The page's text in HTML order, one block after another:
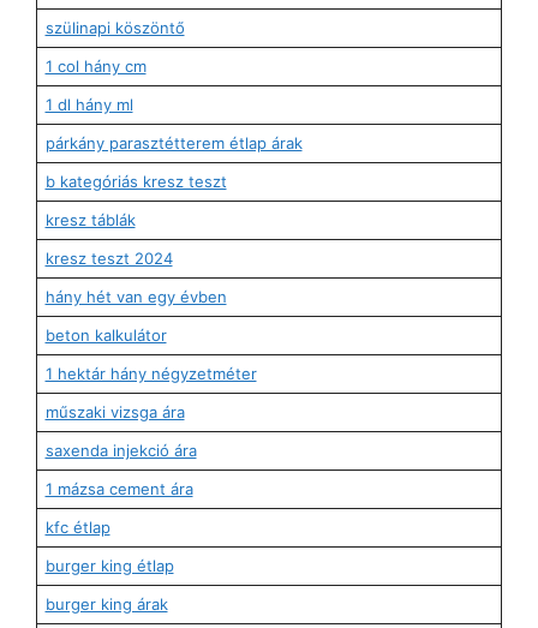
szülinapi köszöntő
1 col hány cm
1 dl hány ml
párkány parasztétterem étlap árak
b kategóriás kresz teszt
kresz táblák
kresz teszt 2024
hány hét van egy évben
beton kalkulátor
1 hektár hány négyzetméter
műszaki vizsga ára
saxenda injekció ára
1 mázsa cement ára
kfc étlap
burger king étlap
burger king árak